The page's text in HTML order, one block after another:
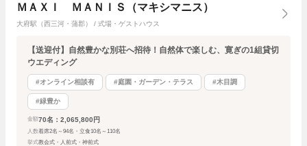
ＭＡＸＩ ＭＡＮＩＳ（マキシマニス）
大府駅（西三河・蒲郡） / 式場・ゲストハウス
【送迎付】自然豊かな別荘へ招待！自然体で楽しむ、寛ぎの1組貸切
ウエディング
#オンライン相談有 #庭園・ガーデン・テラス #木目調
#緑豊か
金額 70名：2,065,800円
人数着席2名～94名・立食10名～110名
挙式教会式・人前式・神前式